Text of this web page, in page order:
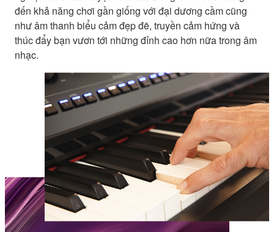
đến khả năng chơi gần giống với đại dương cầm cũng
như âm thanh biểu cảm đẹp đẽ, truyền cảm hứng và
thúc đẩy bạn vươn tới những đỉnh cao hơn nữa trong âm
nhạc.